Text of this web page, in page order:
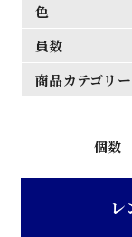
色
員数
商品カテゴリー
個数
レ